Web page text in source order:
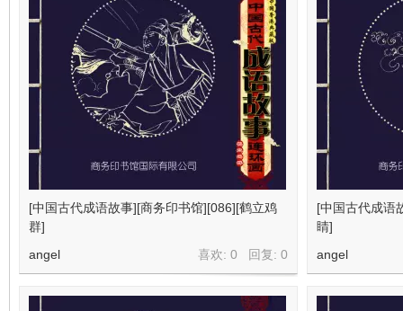
[中国古代成语故事][商务印书馆][086][鹤立鸡
群]
喜欢: 0 回复: 0
angel
[中国古代成语
睛]
angel